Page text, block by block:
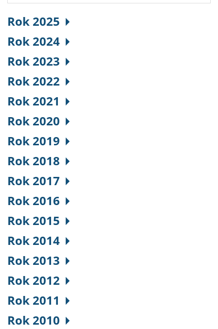
Rok 2025
Rok 2024
Rok 2023
Rok 2022
Rok 2021
Rok 2020
Rok 2019
Rok 2018
Rok 2017
Rok 2016
Rok 2015
Rok 2014
Rok 2013
Rok 2012
Rok 2011
Rok 2010